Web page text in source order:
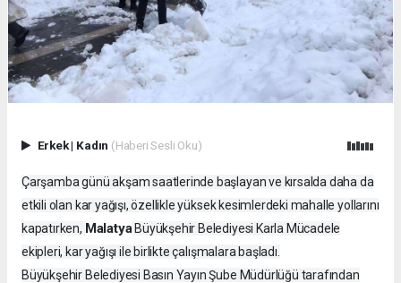
Erkek| Kadın (Haberi Sesli Oku)
Çarşamba günü akşam saatlerinde başlayan ve kırsalda daha da
etkili olan kar yağışı, özellikle yüksek kesimlerdeki mahalle yollarını
kapatırken, Malatya Büyükşehir Belediyesi Karla Mücadele
ekipleri, kar yağışı ile birlikte çalışmalara başladı.
Büyükşehir Belediyesi Basın Yayın Şube Müdürlüğü tarafından